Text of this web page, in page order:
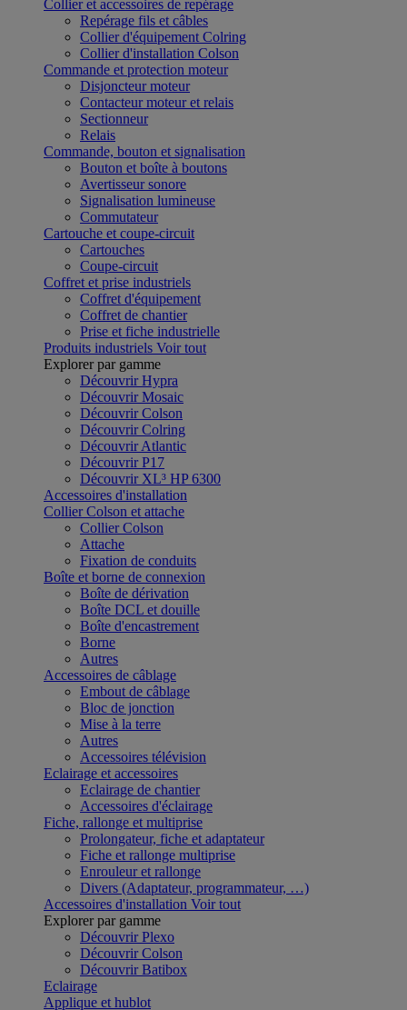
Collier et accessoires de repérage
Repérage fils et câbles
Collier d'équipement Colring
Collier d'installation Colson
Commande et protection moteur
Disjoncteur moteur
Contacteur moteur et relais
Sectionneur
Relais
Commande, bouton et signalisation
Bouton et boîte à boutons
Avertisseur sonore
Signalisation lumineuse
Commutateur
Cartouche et coupe-circuit
Cartouches
Coupe-circuit
Coffret et prise industriels
Coffret d'équipement
Coffret de chantier
Prise et fiche industrielle
Produits industriels Voir tout
Explorer par gamme
Découvrir Hypra
Découvrir Mosaic
Découvrir Colson
Découvrir Colring
Découvrir Atlantic
Découvrir P17
Découvrir XL³ HP 6300
Accessoires d'installation
Collier Colson et attache
Collier Colson
Attache
Fixation de conduits
Boîte et borne de connexion
Boîte de dérivation
Boîte DCL et douille
Boîte d'encastrement
Borne
Autres
Accessoires de câblage
Embout de câblage
Bloc de jonction
Mise à la terre
Autres
Accessoires télévision
Eclairage et accessoires
Eclairage de chantier
Accessoires d'éclairage
Fiche, rallonge et multiprise
Prolongateur, fiche et adaptateur
Fiche et rallonge multiprise
Enrouleur et rallonge
Divers (Adaptateur, programmateur, …)
Accessoires d'installation Voir tout
Explorer par gamme
Découvrir Plexo
Découvrir Colson
Découvrir Batibox
Eclairage
Applique et hublot